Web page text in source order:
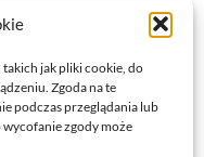
jak pliki cookie, do
Zgoda na te
podczas przeglądania lub
zgody może